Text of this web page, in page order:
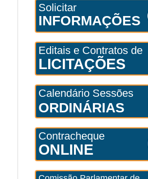
Solicitar
INFORMAÇÕES
Editais e Contratos de
LICITAÇÕES
Calendário Sessões
ORDINÁRIAS
Contracheque
ONLINE